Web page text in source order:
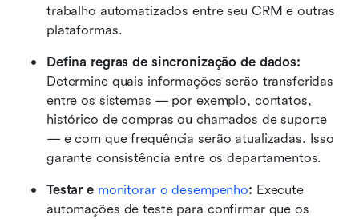
trabalho automatizados entre seu CRM e outras
plataformas.
Determine quais informações serão transferidas
entre os sistemas — por exemplo, contatos,
histórico de compras ou chamados de suporte
— e com que frequência serão atualizadas. Isso
garante consistência entre os departamentos.
Testar e monitorar o desempenho: Execute
automações de teste para confirmar que os